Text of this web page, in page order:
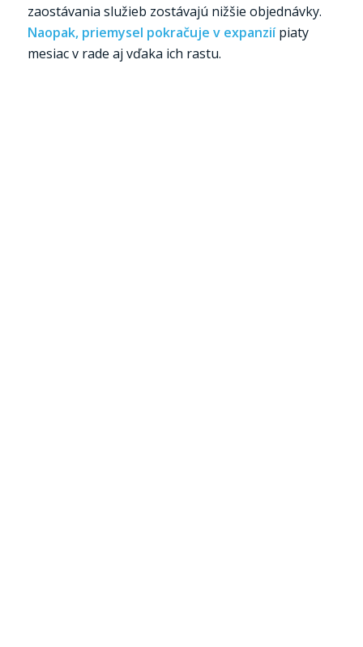
zaostávania služieb zostávajú nižšie objednávky.
Naopak, priemysel pokračuje v expanziípiaty
mesiac v rade aj vďaka ich rastu.